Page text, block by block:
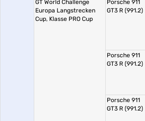
GT World Challenge
Europa Langstrecken
Cup, Klasse PRO Cup
Porsche 911
GT3 R (991.2)
Porsche 911
GT3 R (991.2)
Porsche 911
GT3 R (991.2)